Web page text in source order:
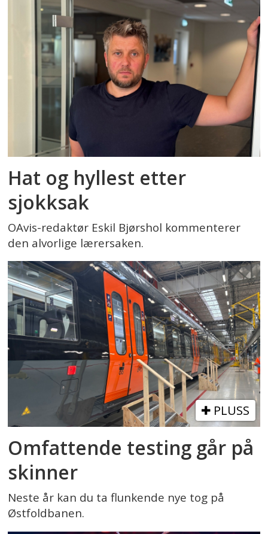
Hat og hyllest etter
sjokksak
OAvis-redaktør Eskil Bjørshol kommenterer
den alvorlige lærersaken.
PLUSS
Omfattende testing går på
skinner
Neste år kan du ta flunkende nye tog på
Østfoldbanen.